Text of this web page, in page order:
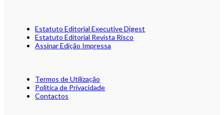
Estatuto Editorial Executive Digest
Estatuto Editorial Revista Risco
Assinar Edição Impressa
Termos de Utilização
Política de Privacidade
Contactos